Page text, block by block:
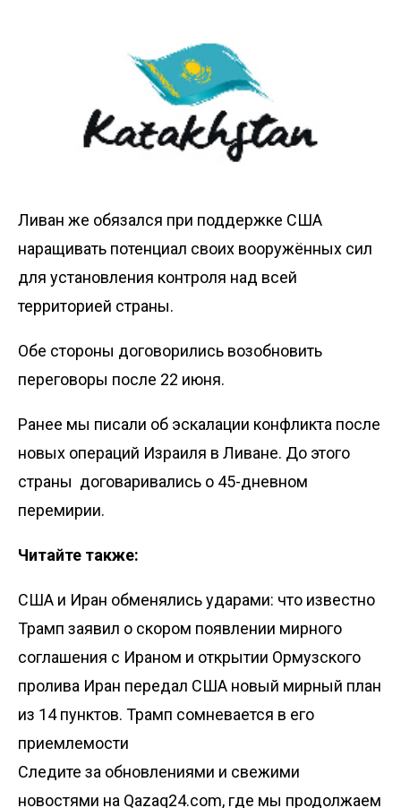
Ливан же обязался при поддержке США
наращивать потенциал своих вооружённых сил
для установления контроля над всей
территорией страны.
Обе стороны договорились возобновить
переговоры после 22 июня.
Ранее мы писали об эскалации конфликта после
новых операций Израиля в Ливане. До этого
страны договаривались о 45-дневном
перемирии.
Читайте также:
США и Иран обменялись ударами: что известно
Трамп заявил о скором появлении мирного
соглашения с Ираном и открытии Ормузского
пролива Иран передал США новый мирный план
из 14 пунктов. Трамп сомневается в его
приемлемости
Следите за обновлениями и свежими
новостями на Qazaq24.com, где мы продолжаем